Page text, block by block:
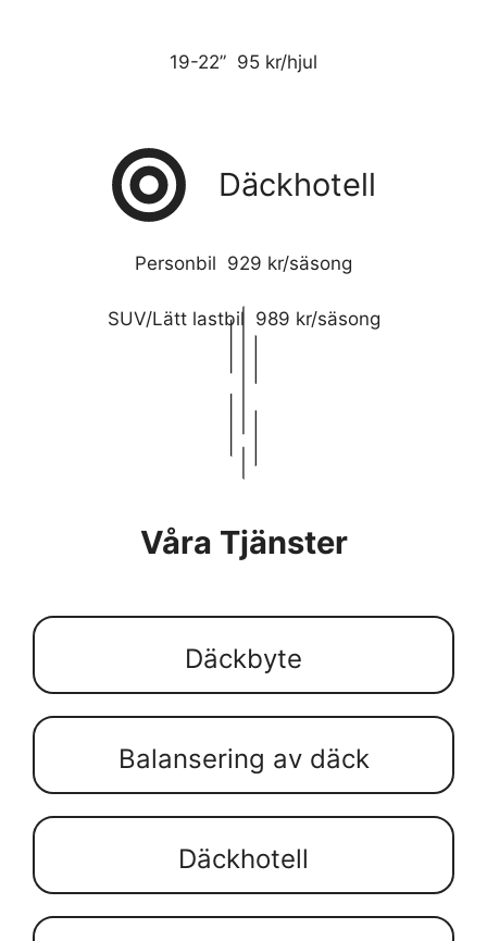
19-22” 95 kr/hjul
Däckhotell
Personbil 929 kr/säsong
SUV/Lätt lastbil 989 kr/säsong
Våra Tjänster
Däckbyte
Balansering av däck
Däckhotell